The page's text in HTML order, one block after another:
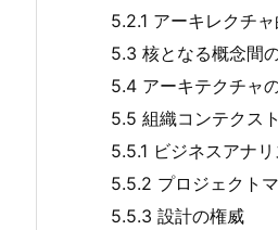
5.2.1 アーキレクチ
5.3 核となる概念間
5.4 アーキテクチャ
5.5 組織コンテクスト
5.5.1 ビジネスアナリ
5.5.2 プロジェクト
5.5.3 設計の権威